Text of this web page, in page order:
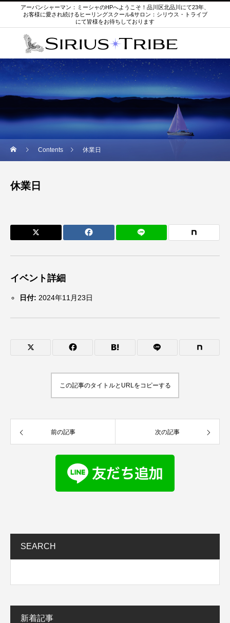
アーバンシャーマン：ミーシャのHPへようこそ！品川区北品川にて23年、
お客様に愛され続けるヒーリングスクール&サロン：シリウス・トライブ
にて皆様をお待ちしております
Contents 休業日
休業日
イベント詳細
日付: 2024年11月23日
この記事のタイトルとURLをコピーする
前の記事 次の記事
SEARCH
新着記事